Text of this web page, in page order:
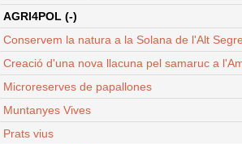
AGRI4POL (-)
Conservem la natura a la Solana de l'Alt
Creació d'una nova llacuna pel samaruc a
Microreserves de papallones
Muntanyes Vives
Prats vius